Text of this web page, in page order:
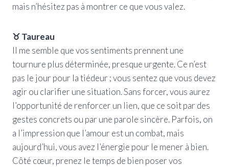
mais n’hésitez pas à montrer ce que vous valez.
♉ Taureau
Il me semble que vos sentiments prennent une
tournure plus déterminée, presque urgente. Ce n’est
pas le jour pour la tiédeur ; vous sentez que vous devez
agir ou clarifier une situation. Sans forcer, vous aurez
l’opportunité de renforcer un lien, que ce soit par des
gestes concrets ou par une parole sincère. Parfois, on
a l’impression que l’amour est un combat, mais
aujourd’hui, vous avez l’énergie pour le mener à bien.
Côté cœur, prenez le temps de bien poser vos